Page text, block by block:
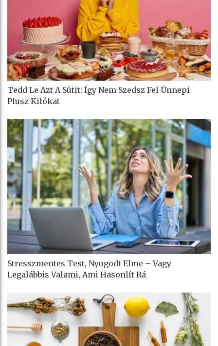
Tedd Le Azt A Sütit: Így Nem Szedsz Fel Ünnepi
Plusz Kilókat
Stresszmentes Test, Nyugodt Elme – Vagy
Legalábbis Valami, Ami Hasonlít Rá